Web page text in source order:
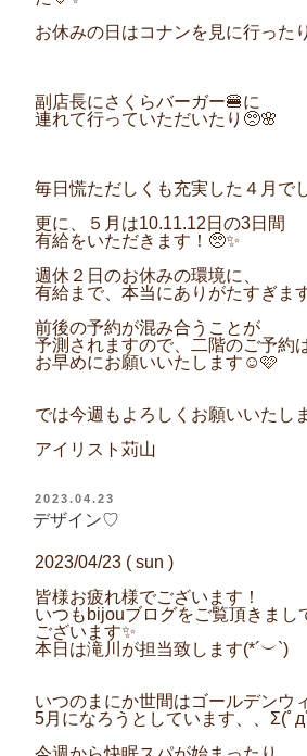
お休みの日はコナンを見に行った
副店長にさくらバーガー🍔に
連れて行っていただいたり🥺🌸
毎日慌ただしくも充実した４月で
更に、５月は10.11.12日の3日間
有給をいただきます！🥺✨
週休２日のお休みの環境に、
有給まで、本当にありがたすぎます
前後の予約が混み合うことが
予測されますので、二階のご予約
お早めにお願いいたします☺️🩷
では今週もよろしくお願いいたしま
アイリスト苅山
投
稿
日:
2023.04.23
デザイン♡
2023/04/23 ( sun )
皆様お疲れ様でございます！
いつもbijouブログをご覧頂きまし
ございます✨
本日は滝川が担当致します(*´︶`)
いつのまにか世間はゴールデンウ
5月になろうとしています、、Σ(ﾟ